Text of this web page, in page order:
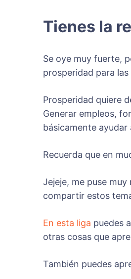
Tienes la
Se oye muy fuerte,
prosperidad para
Prosperidad quiere
Generar empleos,
básicamente ayudar
Recuerda que en
Jejeje, me puse
compartir estos
En esta liga puedes
otras cosas que
También puedes